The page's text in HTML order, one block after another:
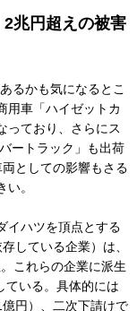
兆円超えの被害
るかも気になるとこ
用車「ハイゼットカ
っており、さらにス
ートラック」も出荷
としての影響もさる
。
イハツを頂点とする
している企業）は、
これらの企業に派生
ている。具体的には
円）、二次下請けで